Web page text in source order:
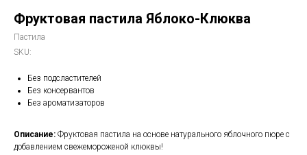
Фруктовая пастила Яблоко-Клюква
Пастила
SKU:
Без подсластителей
Без консервантов
Без ароматизаторов
Описание: Фруктовая пастила на основе натурального яблочного пюре с
добавлением свежемороженой клюквы!